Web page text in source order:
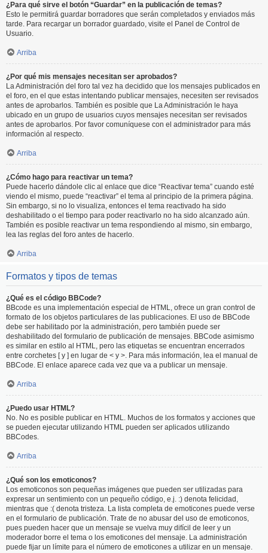
¿Para qué sirve el botón “Guardar” en la publicación de temas?
Esto le permitirá guardar borradores que serán completados y enviados más
tarde. Para recargar un borrador guardado, visite el Panel de Control de
Usuario.
Arriba
¿Por qué mis mensajes necesitan ser aprobados?
La Administración del foro tal vez ha decidido que los mensajes publicados en
el foro, en el que estas intentando publicar mensajes, necesiten ser revisados
antes de aprobarlos. También es posible que La Administración le haya
ubicado en un grupo de usuarios cuyos mensajes necesitan ser revisados
antes de aprobarlos. Por favor comuníquese con el administrador para más
información al respecto.
Arriba
¿Cómo hago para reactivar un tema?
Puede hacerlo dándole clic al enlace que dice “Reactivar tema” cuando esté
viendo el mismo, puede “reactivar” el tema al principio de la primera página.
Sin embargo, si no lo visualiza, entonces el tema reactivado ha sido
deshabilitado o el tiempo para poder reactivarlo no ha sido alcanzado aún.
También es posible reactivar un tema respondiendo al mismo, sin embargo,
lea las reglas del foro antes de hacerlo.
Arriba
Formatos y tipos de temas
¿Qué es el código BBCode?
BBcode es una implementación especial de HTML, ofrece un gran control de
formato de los objetos particulares de las publicaciones. El uso de BBCode
debe ser habilitado por la administración, pero también puede ser
deshabilitado del formulario de publicación de mensajes. BBCode asimismo
es similar en estilo al HTML, pero las etiquetas se encuentran encerrados
entre corchetes [ y ] en lugar de < y >. Para más información, lea el manual de
BBCode. El enlace aparece cada vez que va a publicar un mensaje.
Arriba
¿Puedo usar HTML?
No. No es posible publicar en HTML. Muchos de los formatos y acciones que
se pueden ejecutar utilizando HTML pueden ser aplicados utilizando
BBCodes.
Arriba
¿Qué son los emoticonos?
Los emoticonos son pequeñas imágenes que pueden ser utilizadas para
expresar un sentimiento con un pequeño código, e.j. :) denota felicidad,
mientras que :( denota tristeza. La lista completa de emoticones puede verse
en el formulario de publicación. Trate de no abusar del uso de emoticonos,
pues pueden hacer que un mensaje se vuelva muy difícil de leer y un
moderador borre el tema o los emoticones del mensaje. La administración
puede fijar un límite para el número de emoticones a utilizar en un mensaje.